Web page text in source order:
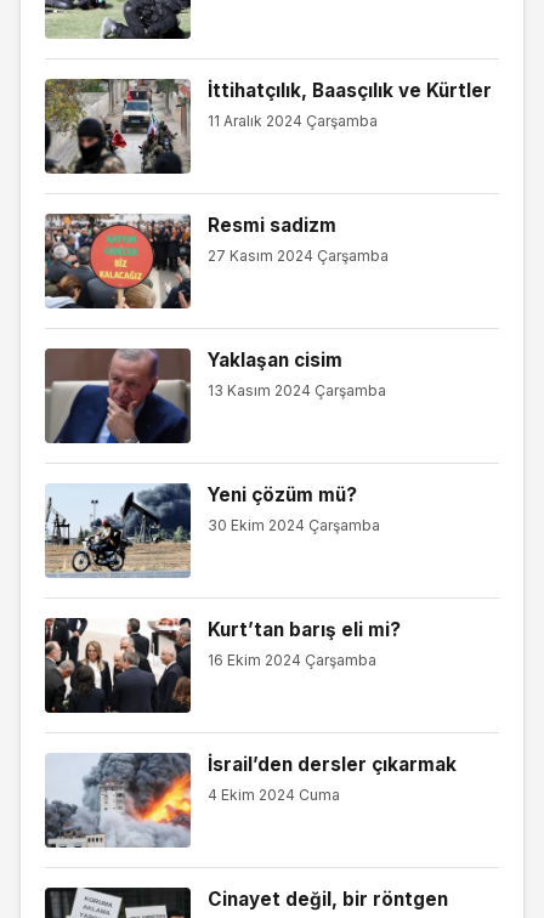
İttihatçılık, Baasçılık ve Kürtler
11 Aralık 2024 Çarşamba
Resmi sadizm
27 Kasım 2024 Çarşamba
Yaklaşan cisim
13 Kasım 2024 Çarşamba
Yeni çözüm mü?
30 Ekim 2024 Çarşamba
Kurt’tan barış eli mi?
16 Ekim 2024 Çarşamba
İsrail’den dersler çıkarmak
4 Ekim 2024 Cuma
Cinayet değil, bir röntgen